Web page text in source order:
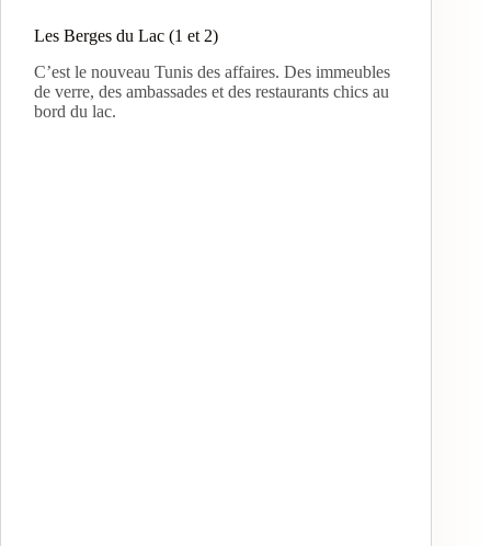
Les Berges du Lac (1 et 2)
C’est le nouveau Tunis des affaires. Des immeubles
de verre, des ambassades et des restaurants chics au
bord du lac.